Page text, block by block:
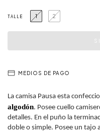
TALLE 1 2
MEDIOS DE PAGO
La camisa Pausa esta
algodón. Posee cuello
detalles. En el puño la
doble o simple. Posee un tajo